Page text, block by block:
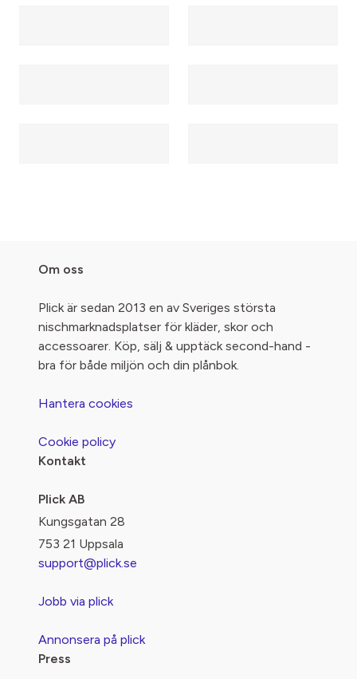
Om oss
Plick är sedan 2013 en av Sveriges största
nischmarknadsplatser för kläder, skor och
accessoarer. Köp, sälj & upptäck second-hand -
bra för både miljön och din plånbok.
Hantera cookies
Cookie policy
Kontakt
Plick AB
Kungsgatan 28
753 21 Uppsala
support@plick.se
Jobb via plick
Annonsera på plick
Press